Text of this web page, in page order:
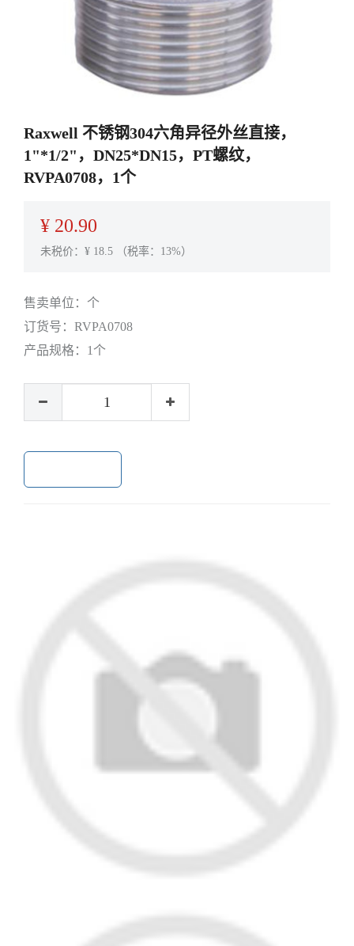
Raxwell 不锈钢304六角异径外丝直接，
1"*1/2"，DN25*DN15，PT螺纹，
RVPA0708，1个
¥ 20.90
未税价：¥ 18.5 （税率：13%）
售卖单位： 个
订货号： RVPA0708
产品规格： 1个